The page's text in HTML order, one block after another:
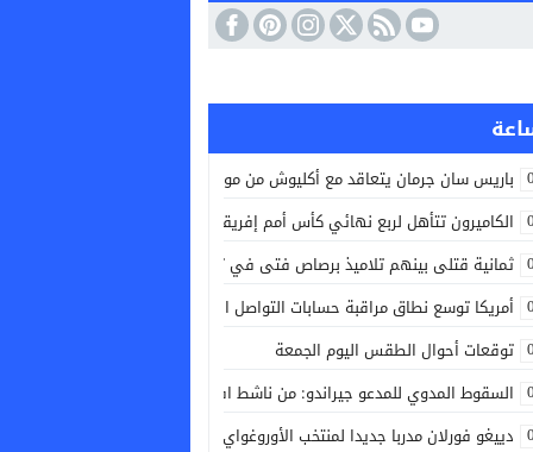
باريس سان جرمان يتعاقد مع أكليوش من موناكو
الكاميرون تتأهل لربع نهائي كأس أمم إفريقيا للسيدات بعد التعادل مع الرأس
ثمانية قتلى بينهم تلاميذ برصاص فتى في تايلاند
أمريكا توسع نطاق مراقبة حسابات التواصل الاجتماعي لتشمل الصحفيين
توقعات أحوال الطقس اليوم الجمعة
السقوط المدوي للمدعو جيراندو: من ناشط افتراضي مزيف إلى عراب شبكة
دييغو فورلان مدربا جديدا لمنتخب الأوروغواي